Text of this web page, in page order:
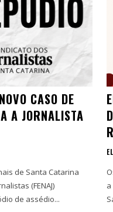
CASO DE
A JORNALISTA
de Santa Catarina
(FENAJ)
de assédio...